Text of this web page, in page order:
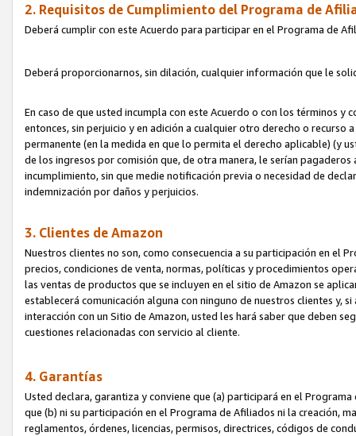
2. Requisitos de Cumplimiento del Programa de
Deberá cumplir con este Acuerdo para participar en el Programa de
Deberá proporcionarnos, sin dilación, cualquier información que le
En caso de que usted incumpla con este Acuerdo o con los términos
entonces, sin perjuicio y en adición a cualquier otro derecho o
permanente (en la medida en que lo permita el derecho aplicable) (y
de los ingresos por comisión que, de otra manera, le serían
incumplimiento, sin que medie notificación previa o necesidad de
indemnización por daños y perjuicios.
3. Clientes de Amazon
Nuestros clientes no son, como consecuencia a su participación en el
precios, condiciones de venta, normas, políticas y procedimientos
las ventas de productos que se incluyen en el sitio de Amazon se
establecerá comunicación alguna con ninguno de nuestros clientes y,
interacción con un Sitio de Amazon, usted les hará saber que deben
cuestiones relacionadas con servicio al cliente.
4. Garantías
Usted declara, garantiza y conviene que (a) participará en el
que (b) ni su participación en el Programa de Afiliados ni la creación,
reglamentos, órdenes, licencias, permisos, directrices, códigos de